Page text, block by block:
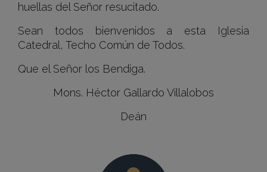
huellas del Señor resucitado.
Sean todos bienvenidos a esta Iglesia
Catedral, Techo Común de Todos.
Que el Señor los Bendiga.
Mons. Héctor Gallardo Villalobos
Deán